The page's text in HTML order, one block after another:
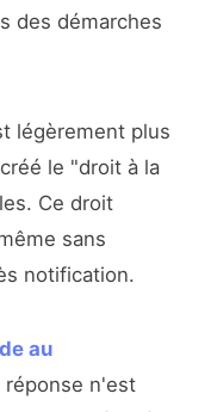
des démarches
légèrement plus
le "droit à la
Ce droit
sans
notification.
au
réponse n'est